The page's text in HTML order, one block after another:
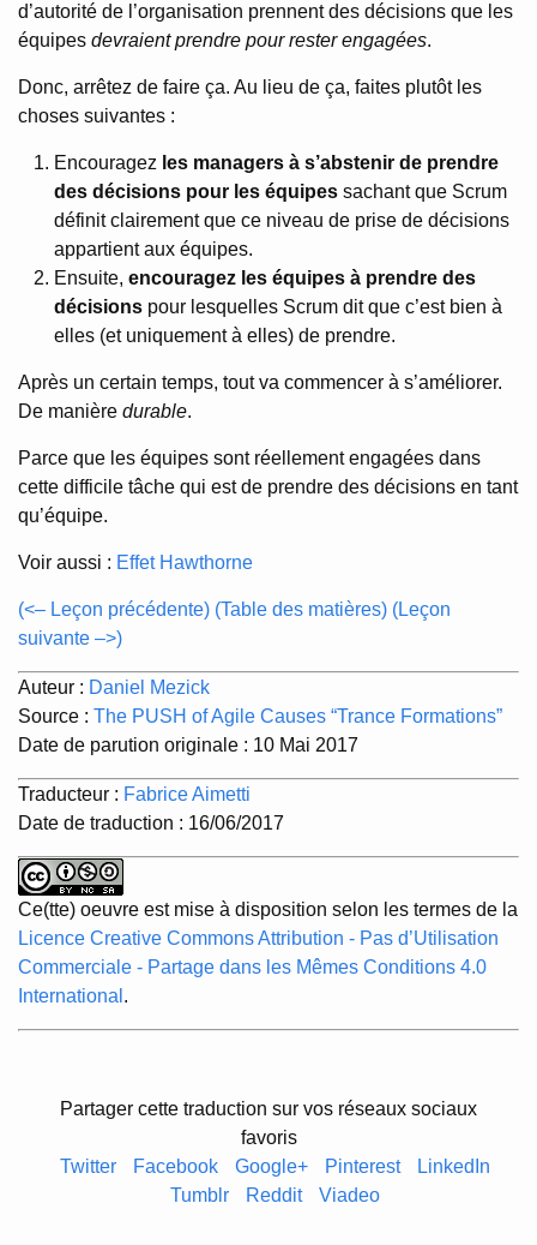
d’autorité de l’organisation prennent des décisions que les
équipes devraient prendre pour rester engagées.
Donc, arrêtez de faire ça. Au lieu de ça, faites plutôt les
choses suivantes :
Encouragez les managers à s’abstenir de prendre
des décisions pour les équipes sachant que Scrum
définit clairement que ce niveau de prise de décisions
appartient aux équipes.
Ensuite, encouragez les équipes à prendre des
décisions pour lesquelles Scrum dit que c’est bien à
elles (et uniquement à elles) de prendre.
Après un certain temps, tout va commencer à s’améliorer.
De manière durable.
Parce que les équipes sont réellement engagées dans
cette difficile tâche qui est de prendre des décisions en tant
qu’équipe.
Voir aussi : Effet Hawthorne
(<– Leçon précédente) (Table des matières) (Leçon
suivante –>)
Auteur : Daniel Mezick
Source : The PUSH of Agile Causes “Trance Formations”
Date de parution originale : 10 Mai 2017
Traducteur : Fabrice Aimetti
Date de traduction : 16/06/2017
Ce(tte) oeuvre est mise à disposition selon les termes de la
Licence Creative Commons Attribution - Pas d’Utilisation
Commerciale - Partage dans les Mêmes Conditions 4.0
International .
Partager cette traduction sur vos réseaux sociaux
favoris
Twitter
Facebook Google+ Pinterest
LinkedIn
Tumblr
Reddit Viadeo